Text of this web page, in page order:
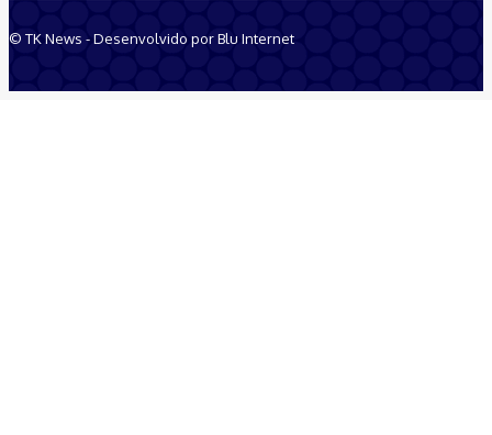
© TK News - Desenvolvido por Blu Internet